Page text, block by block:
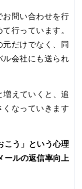
お問い合わせを行
行っています。
だけでなく、同
ル会社にも送られ
えていくと、追
なっていきます
こう」という心理
ールの返信率向上